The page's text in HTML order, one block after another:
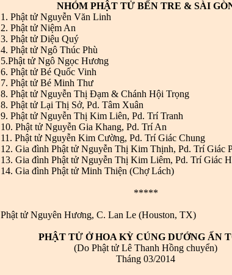
NHÓM PHẬT TỬ BẾN TRE & SÀI
1. Phật tử Nguyễn Văn Linh
2. Phật tử Niệm An
3. Phật tử Diệu Quý
4. Phật tử Ngô Thúc Phù
5.Phật tử Ngô Ngọc Hương
6. Phật tử Bé Quốc Vinh
7. Phật tử Bé Minh Thư
8. Phật tử Nguyễn Thị Đạm & Chánh Hội Trọng
8. Phật tử Lại Thị Sở, Pd. Tâm Xuân
9. Phật tử Nguyễn Thị Kim Liên, Pd. Trí Tranh
10. Phật tử Nguyễn Gia Khang, Pd. Trí An
11. Phật tử Nguyễn Kim Cường, Pd. Trí Giác Chung
12. Gia đình Phật tử Nguyễn Thị Kim Thịnh, Pd. Trí Giác
13. Gia đình Phật tử Nguyễn Thị Kim Liêm, Pd. Trí Giác
14. Gia đình Phật tử Minh Thiện (Chợ Lách)
*****
Phật tử Nguyên Hương, C. Lan Le (Houston, TX)
PHẬT TỬ Ở HOA KỲ CÚNG DƯỚNG ẤN
(Do Phật tử Lê Thanh Hồng chuyển)
Tháng 03/2014